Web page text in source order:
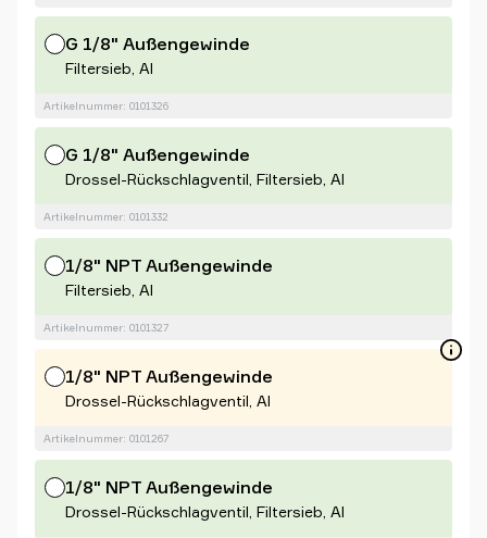
G 1/8" Außengewinde
Filtersieb, Al
Artikelnummer: 0101326
G 1/8" Außengewinde
Drossel-Rückschlagventil, Filtersieb, Al
Artikelnummer: 0101332
1/8" NPT Außengewinde
Filtersieb, Al
Artikelnummer: 0101327
1/8" NPT Außengewinde
Drossel-Rückschlagventil, Al
Artikelnummer: 0101267
1/8" NPT Außengewinde
Drossel-Rückschlagventil, Filtersieb, Al